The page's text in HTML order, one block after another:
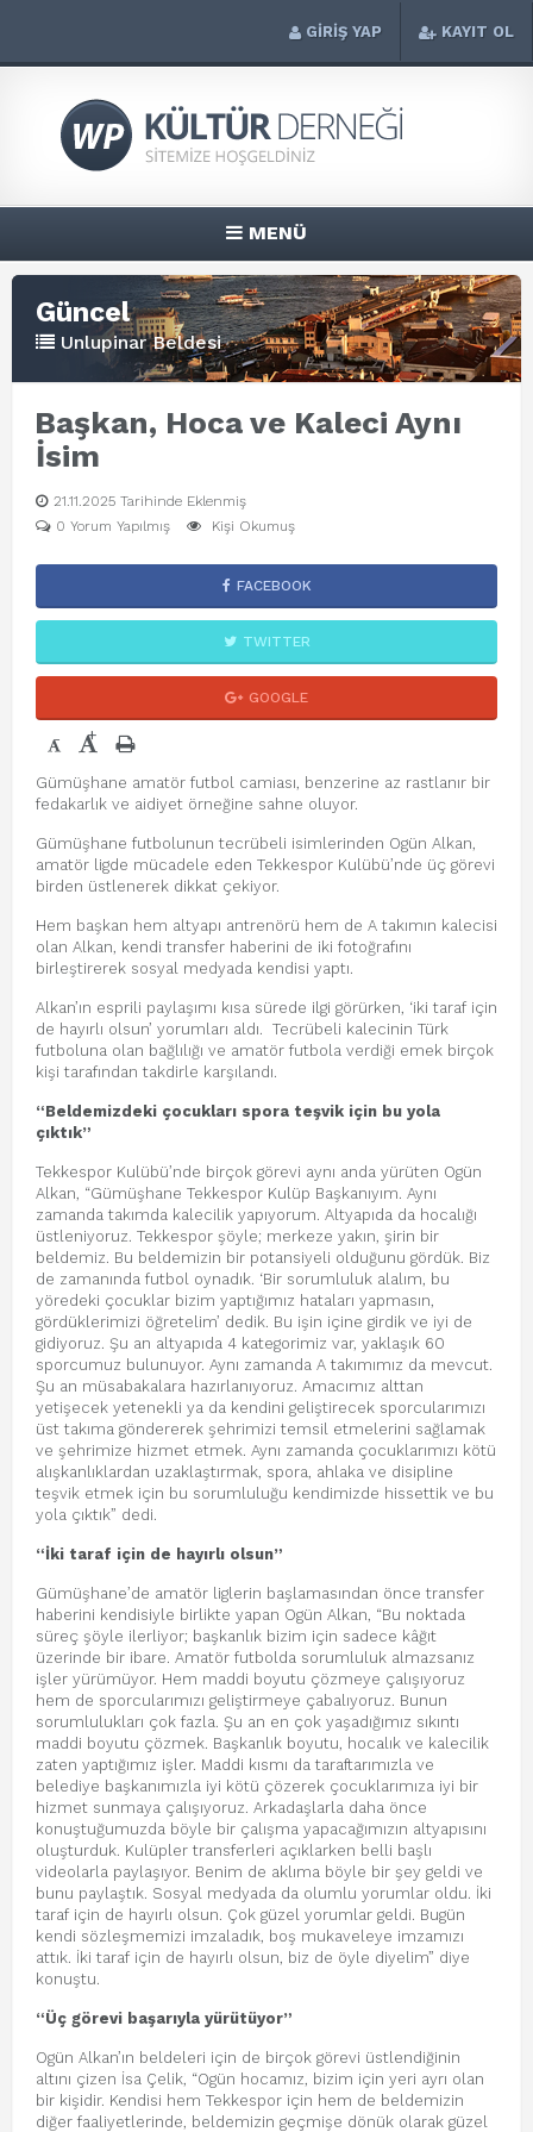
GİRİŞ YAP KAYIT OL
MENÜ
Güncel
Unlupinar Beldesi
Başkan, Hoca ve Kaleci Aynı
İsim
21.11.2025 Tarihinde Eklenmiş
0 Yorum Yapılmış
Kişi Okumuş
FACEBOOK
TWITTER
GOOGLE
- +
Gümüşhane amatör futbol camiası, benzerine az rastlanır bir
fedakarlık ve aidiyet örneğine sahne oluyor.
Gümüşhane futbolunun tecrübeli isimlerinden Ogün Alkan,
amatör ligde mücadele eden Tekkespor Kulübü’nde üç görevi
birden üstlenerek dikkat çekiyor.
Hem başkan hem altyapı antrenörü hem de A takımın kalecisi
olan Alkan, kendi transfer haberini de iki fotoğrafını
birleştirerek sosyal medyada kendisi yaptı.
Alkan’ın esprili paylaşımı kısa sürede ilgi görürken, ‘iki taraf için
de hayırlı olsun’ yorumları aldı. Tecrübeli kalecinin Türk
futboluna olan bağlılığı ve amatör futbola verdiği emek birçok
kişi tarafından takdirle karşılandı.
“Beldemizdeki çocukları spora teşvik için bu yola
çıktık”
Tekkespor Kulübü’nde birçok görevi aynı anda yürüten Ogün
Alkan, “Gümüşhane Tekkespor Kulüp Başkanıyım. Aynı
zamanda takımda kalecilik yapıyorum. Altyapıda da hocalığı
üstleniyoruz. Tekkespor şöyle; merkeze yakın, şirin bir
beldemiz. Bu beldemizin bir potansiyeli olduğunu gördük. Biz
de zamanında futbol oynadık. ‘Bir sorumluluk alalım, bu
yöredeki çocuklar bizim yaptığımız hataları yapmasın,
gördüklerimizi öğretelim’ dedik. Bu işin içine girdik ve iyi de
gidiyoruz. Şu an altyapıda 4 kategorimiz var, yaklaşık 60
sporcumuz bulunuyor. Aynı zamanda A takımımız da mevcut.
Şu an müsabakalara hazırlanıyoruz. Amacımız alttan
yetişecek yetenekli ya da kendini geliştirecek sporcularımızı
üst takıma göndererek şehrimizi temsil etmelerini sağlamak
ve şehrimize hizmet etmek. Aynı zamanda çocuklarımızı kötü
alışkanlıklardan uzaklaştırmak, spora, ahlaka ve disipline
teşvik etmek için bu sorumluluğu kendimizde hissettik ve bu
yola çıktık” dedi.
“İki taraf için de hayırlı olsun”
Gümüşhane’de amatör liglerin başlamasından önce transfer
haberini kendisiyle birlikte yapan Ogün Alkan, “Bu noktada
süreç şöyle ilerliyor; başkanlık bizim için sadece kâğıt
üzerinde bir ibare. Amatör futbolda sorumluluk almazsanız
işler yürümüyor. Hem maddi boyutu çözmeye çalışıyoruz
hem de sporcularımızı geliştirmeye çabalıyoruz. Bunun
sorumlulukları çok fazla. Şu an en çok yaşadığımız sıkıntı
maddi boyutu çözmek. Başkanlık boyutu, hocalık ve kalecilik
zaten yaptığımız işler. Maddi kısmı da taraftarımızla ve
belediye başkanımızla iyi kötü çözerek çocuklarımıza iyi bir
hizmet sunmaya çalışıyoruz. Arkadaşlarla daha önce
konuştuğumuzda böyle bir çalışma yapacağımızın altyapısını
oluşturduk. Kulüpler transferleri açıklarken belli başlı
videolarla paylaşıyor. Benim de aklıma böyle bir şey geldi ve
bunu paylaştık. Sosyal medyada da olumlu yorumlar oldu. İki
taraf için de hayırlı olsun. Çok güzel yorumlar geldi. Bugün
kendi sözleşmemizi imzaladık, boş mukaveleye imzamızı
attık. İki taraf için de hayırlı olsun, biz de öyle diyelim” diye
konuştu.
“Üç görevi başarıyla yürütüyor”
Ogün Alkan’ın beldeleri için de birçok görevi üstlendiğinin
altını çizen İsa Çelik, “Ogün hocamız, bizim için yeri ayrı olan
bir kişidir. Kendisi hem Tekkespor için hem de beldemizin
diğer faaliyetlerinde, beldemizin geçmişe dönük olarak güzel